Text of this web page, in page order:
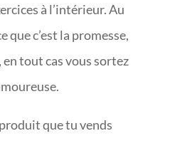
à l’intérieur. Au
que c’est la promesse,
tout cas vous sortez
que tu vends